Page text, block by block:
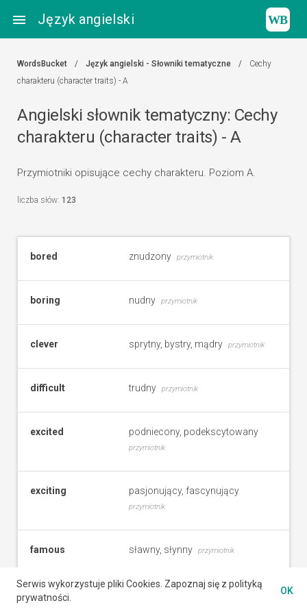
 Język angielski
WordsBucket Język angielski - Słowniki tematyczne
Cechy
charakteru (character traits) - A
Angielski słownik tematyczny: Cechy
charakteru (character traits) - A
Przymiotniki opisujące cechy charakteru. Poziom A.
liczba słów: 123
bored znudzony przymiotnik
boring nudny przymiotnik
clever sprytny, bystry, mądry przymiotnik
difficult trudny przymiotnik
excited podniecony, podekscytowany
przymiotnik
exciting pasjonujący, fascynujący
przymiotnik
famous sławny, słynny przymiotnik
funny
Serwis wykorzystuje pliki Cookies. Zapoznaj się z polityką
prywatności.
OK